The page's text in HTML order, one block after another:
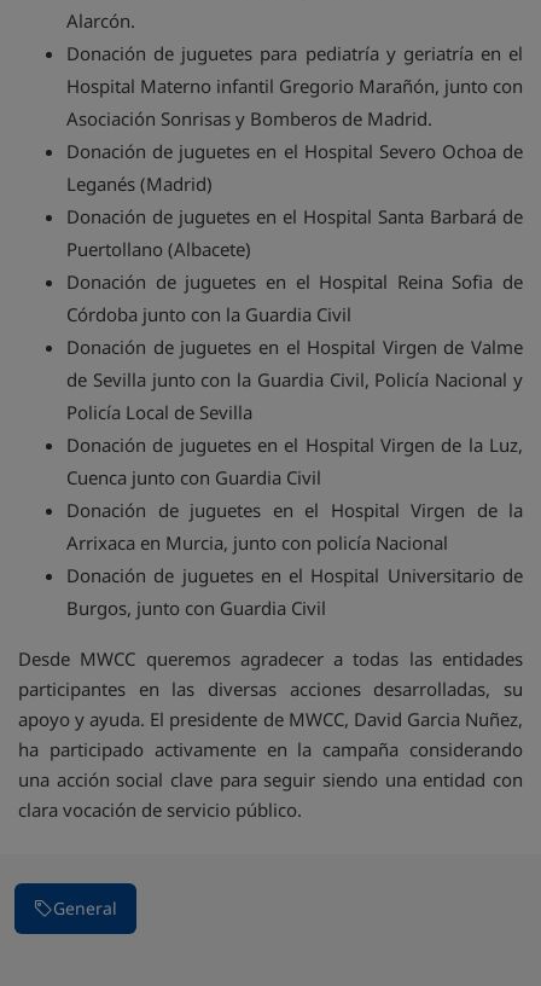
Alarcón.
Donación de juguetes para pediatría y geriatría en el
Hospital Materno infantil Gregorio Marañón, junto con
Asociación Sonrisas y Bomberos de Madrid.
Donación de juguetes en el Hospital Severo Ochoa de
Leganés (Madrid)
Donación de juguetes en el Hospital Santa Barbará de
Puertollano (Albacete)
Donación de juguetes en el Hospital Reina Sofia de
Córdoba junto con la Guardia Civil
Donación de juguetes en el Hospital Virgen de Valme
de Sevilla junto con la Guardia Civil, Policía Nacional y
Policía Local de Sevilla
Donación de juguetes en el Hospital Virgen de la Luz,
Cuenca junto con Guardia Civil
Donación de juguetes en el Hospital Virgen de la
Arrixaca en Murcia, junto con policía Nacional
Donación de juguetes en el Hospital Universitario de
Burgos, junto con Guardia Civil
Desde MWCC queremos agradecer a todas las entidades
participantes en las diversas acciones desarrolladas, su
apoyo y ayuda. El presidente de MWCC, David Garcia Nuñez,
ha participado activamente en la campaña considerando
una acción social clave para seguir siendo una entidad con
clara vocación de servicio público.
General